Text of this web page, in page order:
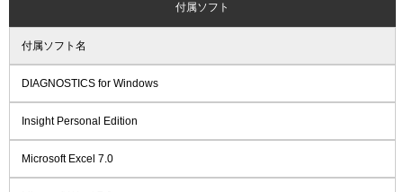
付属ソフト
付属ソフト名
DIAGNOSTICS for Windows
Insight Personal Edition
Microsoft Excel 7.0